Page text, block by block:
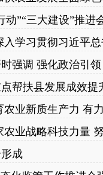
”“三大建设”推进
帮扶县发展成效提
业新质生产力 有
业战略科技力量
成